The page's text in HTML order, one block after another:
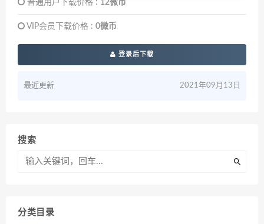
普通用户下载价格 : 12微币
VIP会员下载价格 : 0微币
登录后下载
最近更新 2021年09月13日
搜索
分类目录